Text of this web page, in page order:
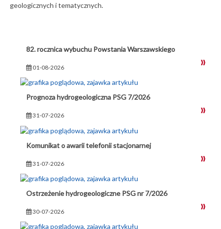
geologicznych i tematycznych.
82. rocznica wybuchu Powstania Warszawskiego
01-08-2026
Prognoza hydrogeologiczna PSG 7/2026
31-07-2026
Komunikat o awarii telefonii stacjonarnej
31-07-2026
Ostrzeżenie hydrogeologiczne PSG nr 7/2026
30-07-2026